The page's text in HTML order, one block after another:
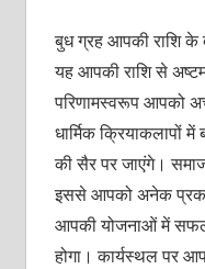
बुध ग्रह आपकी राशि के
यह आपकी राशि से
परिणामस्वरूप आपको
धार्मिक क्रियाकलापों
की सैर पर जाएंगे।
इससे आपको अनेक
आपकी योजनाओं में
होगा। कार्यस्थल पर